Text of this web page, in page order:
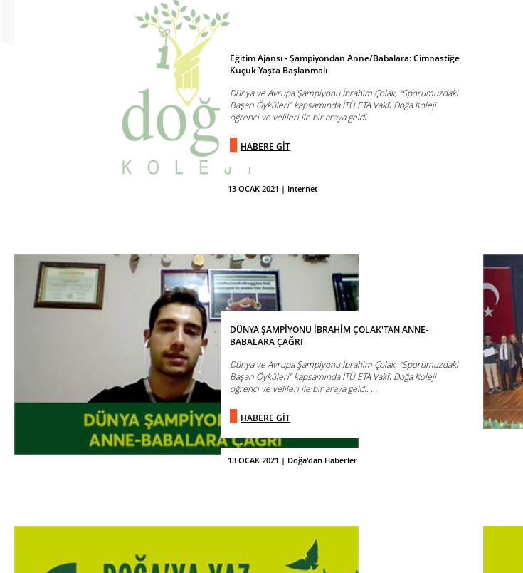
13 OCAK 2021 | İnternet
Eğitim Ajansı - Şampiyondan Anne/Babalara: Cimnastiğe
Küçük Yaşta Başlanmalı
Dünya ve Avrupa Şampiyonu İbrahim Çolak, “Sporumuzdaki
Başarı Öyküleri” kapsamında İTÜ ETA Vakfı Doğa Koleji
öğrenci ve velileri ile bir araya geldi.
HABERE GİT
13 OCAK 2021 | Doğa'dan Haberler
DÜNYA ŞAMPİYONU İBRAHİM ÇOLAK'TAN ANNE-
BABALARA ÇAĞRI
Dünya ve Avrupa Şampiyonu İbrahim Çolak, “Sporumuzdaki
Başarı Öyküleri” kapsamında İTÜ ETA Vakfı Doğa Koleji
öğrenci ve velileri ile bir araya geldi. ...
HABERE GİT